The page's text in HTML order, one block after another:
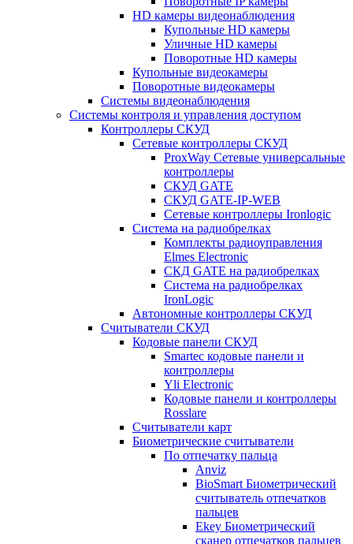
HD камеры видеонаблюдения
Купольные HD камеры
Уличные HD камеры
Поворотные HD камеры
Купольные видеокамеры
Поворотные видеокамеры
Системы видеонаблюдения
Системы контроля и управления доступом
Контроллеры СКУД
Сетевые контроллеры СКУД
ProxWay Сетевые универсальные
контроллеры
СКУД GATE
СКУД GATE-IP-WEB
Сетевые контроллеры Ironlogic
Система на радиобрелках
Комплекты радиоуправления
Elmes Electronic
СКД GATE на радиобрелках
Система на радиобрелках
IronLogic
Автономные контроллеры СКУД
Считыватели СКУД
Кодовые панели СКУД
Smartec кодовые панели и
контроллеры
Yli Electronic
Кодовые панели и контроллеры
Rosslare
Считыватели карт
Биометрические считыватели
По отпечатку пальца
Anviz
BioSmart Биометрический
считыватель отпечатков
пальцев
Ekey Биометрический
сканер отпечатков пальцев